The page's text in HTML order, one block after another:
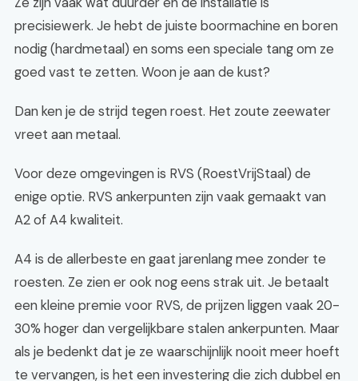
precisiewerk. Je hebt de juiste boormachine en boren
nodig (hardmetaal) en soms een speciale tang om ze
goed vast te zetten. Woon je aan de kust?
Dan ken je de strijd tegen roest. Het zoute zeewater
vreet aan metaal.
Voor deze omgevingen is RVS (RoestVrijStaal) de
enige optie. RVS ankerpunten zijn vaak gemaakt van
A2 of A4 kwaliteit.
A4 is de allerbeste en gaat jarenlang mee zonder te
roesten. Ze zien er ook nog eens strak uit. Je betaalt
een kleine premie voor RVS, de prijzen liggen vaak 20-
30% hoger dan vergelijkbare stalen ankerpunten. Maar
als je bedenkt dat je ze waarschijnlijk nooit meer hoeft
te vervangen, is het een investering die zich dubbel en